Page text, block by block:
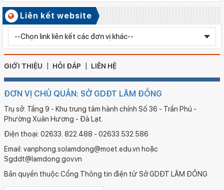
Số ký hiệu: 2577/QĐ-SGDĐT
Ngày ban hành: 05/08/2026
Chỉnh sửa bằng TN THPT LÊ HUỲNH NHƯ HẬU
Liên kết website
GIỚI THIỆU HỎI ĐÁP LIÊN HỆ
ĐƠN VỊ CHỦ QUẢN: SỞ GDĐT LÂM ĐỒNG
Trụ sở: Tầng 9 - Khu trung tâm hành chính Số 36 - Trần Phú -
Phường Xuân Hương - Đà Lạt.
Điện thoại: 02633. 822.488 - 02633.532.586
Email: vanphong.solamdong@moet.edu.vn hoặc
Sgddt@lamdong.gov.vn
Bản quyền thuộc Cổng Thông tin điện tử Sở GDĐT LÂM ĐỒNG